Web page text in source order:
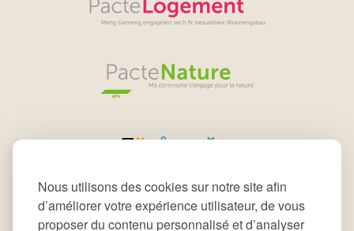
Nous utilisons des cookies sur notre site afin
d’améliorer votre expérience utilisateur, de vous
proposer du contenu personnalisé et d’analyser